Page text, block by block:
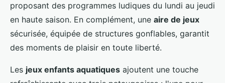
proposant des programmes ludiques du lundi au jeudi
en haute saison. En complément, une aire de jeux
sécurisée, équipée de structures gonflables, garantit
des moments de plaisir en toute liberté.
Les jeux enfants aquatiques ajoutent une touche